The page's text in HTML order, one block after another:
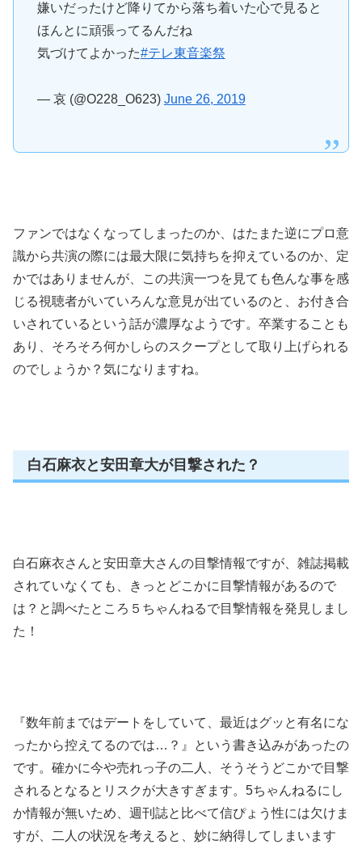
嫌いだったけど降りてから落ち着いた心で見ると
ほんとに頑張ってるんだね
気づけてよかった#テレ東音楽祭
— 哀 (@O228_O623) June 26, 2019
ファンではなくなってしまったのか、はたまた逆にプロ意
識から共演の際には最大限に気持ちを抑えているのか、定
かではありませんが、この共演一つを見ても色んな事を感
じる視聴者がいていろんな意見が出ているのと、お付き合
いされているという話が濃厚なようです。卒業することも
あり、そろそろ何かしらのスクープとして取り上げられる
のでしょうか？気になりますね。
白石麻衣と安田章大が目撃された？
白石麻衣さんと安田章大さんの目撃情報ですが、雑誌掲載
されていなくても、きっとどこかに目撃情報があるので
は？と調べたところ５ちゃんねるで目撃情報を発見しまし
た！
『数年前まではデートをしていて、最近はグッと有名にな
ったから控えてるのでは…？』という書き込みがあったの
です。確かに今や売れっ子の二人、そうそうどこかで目撃
されるとなるとリスクが大きすぎます。5ちゃんねるにし
か情報が無いため、週刊誌と比べて信ぴょう性には欠けま
すが、二人の状況を考えると、妙に納得してしまいます